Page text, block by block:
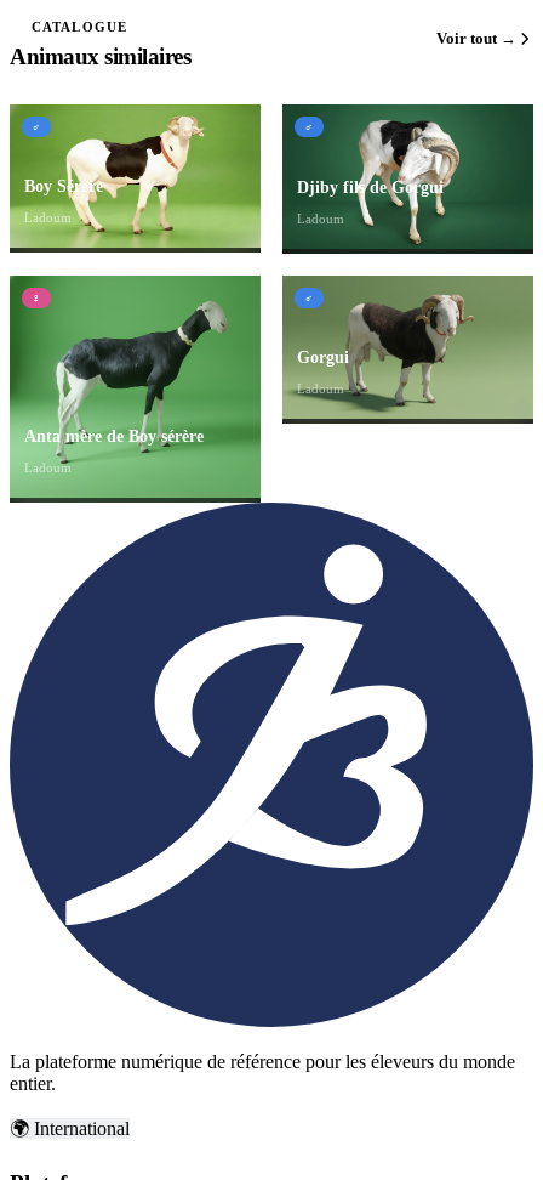
CATALOGUE
Animaux similaires
Voir tout →
♂
Boy Sérère
Ladoum
♂
Djiby fils de Gorgui
Ladoum
♀
Anta mère de Boy sérère
Ladoum
♂
Gorgui
Ladoum
La plateforme numérique de référence pour les éleveurs du monde
entier.
🌍 International